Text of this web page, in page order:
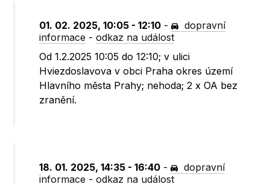
01. 02. 2025, 10:05 - 12:10 -
dopravní
informace -odkaz na událost
Od 1.2.2025 10:05 do 12:10; v ulici
Hviezdoslavova v obci Praha okres území
Hlavního města Prahy; nehoda; 2 x OA bez
zranění.
18. 01. 2025, 14:35 - 16:40 -
dopravní
informace -odkaz na událost